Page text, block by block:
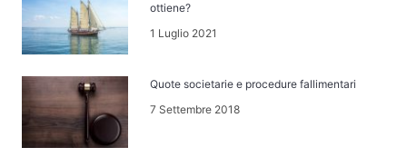
ottiene?
1 Luglio 2021
Quote societarie e procedure fallimentari
7 Settembre 2018